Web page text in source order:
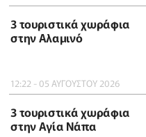
3 τουριστικά χωράφια
στην Αλαμινό
12:22 - 05 ΑΥΓΟΥΣΤΟΥ 2026
3 τουριστικά χωράφια
στην Αγία Νάπα